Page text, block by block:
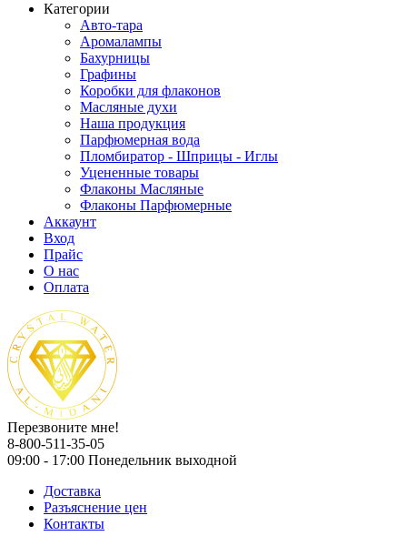
Категории
Авто-тара
Аромалампы
Бахурницы
Графины
Коробки для флаконов
Масляные духи
Наша продукция
Парфюмерная вода
Пломбиратор - Шприцы - Иглы
Уцененные товары
Флаконы Масляные
Флаконы Парфюмерные
Аккаунт
Вход
Прайс
О нас
Оплата
Перезвоните мне!
8-800-511-35-05
09:00 - 17:00 Понедельник выходной
Доставка
Разъяснение цен
Контакты